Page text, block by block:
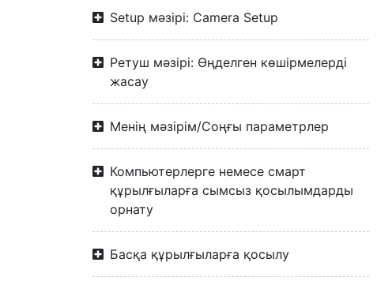
Setup мәзірі: Camera Setup
Ретуш мәзірі: Өңделген көшірмелерді
жасау
Менің мәзірім/Соңғы параметрлер
Компьютерлерге немесе смарт
құрылғыларға сымсыз қосылымдарды
орнату
Басқа құрылғыларға қосылу